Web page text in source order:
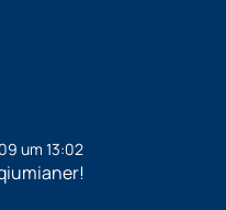
um 13:02